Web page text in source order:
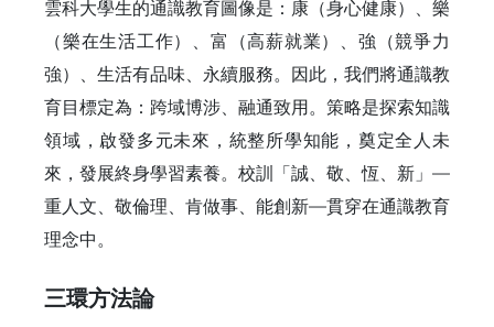
雲科大學生的通識教育圖像是：康（身心健康）、樂
（樂在生活工作）、富（高薪就業）、強（競爭力
強）、生活有品味、永續服務。因此，我們將通識教
育目標定為：跨域博涉、融通致用。策略是探索知識
領域，啟發多元未來，統整所學知能，奠定全人未
來，發展終身學習素養。校訓「誠、敬、恆、新」—
重人文、敬倫理、肯做事、能創新—貫穿在通識教育
理念中。
三環方法論